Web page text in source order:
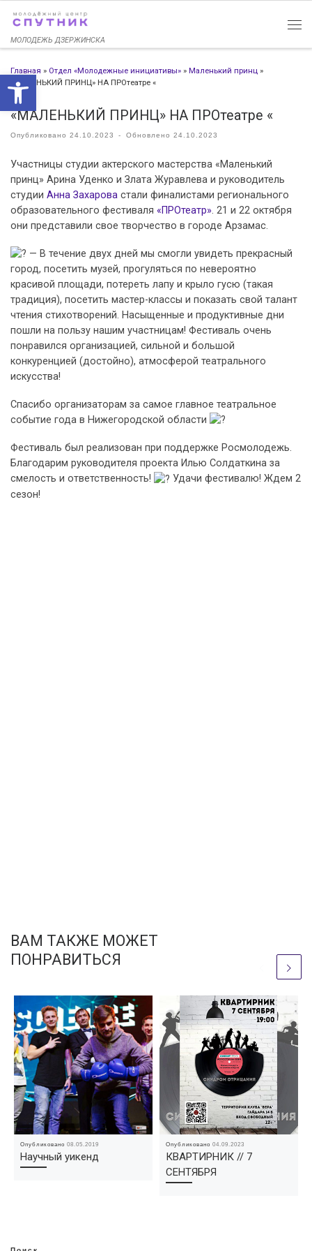
Открыть панель
Перейти к содержимому
МОЛОДЕЖЬ ДЗЕРЖИНСКА
Главная » Отдел «Молодежные инициативы» » Маленький принц »
«МАЛЕНЬКИЙ ПРИНЦ» НА ПРОтеатре «
«МАЛЕНЬКИЙ ПРИНЦ» НА ПРОтеатре «
Опубликовано 24.10.2023 - Обновлено 24.10.2023
Участницы студии актерского мастерства «Маленький
принц» Арина Уденко и Злата Журавлева и руководитель
студии Анна Захарова стали финалистами регионального
образовательного фестиваля «ПРОтеатр». 21 и 22 октября
они представили свое творчество в городе Арзамас.
— В течение двух дней мы смогли увидеть прекрасный
город, посетить музей, прогуляться по невероятно
красивой площади, потереть лапу и крыло гусю (такая
традиция), посетить мастер-классы и показать свой талант
чтения стихотворений. Насыщенные и продуктивные дни
пошли на пользу нашим участницам! Фестиваль очень
понравился организацией, сильной и большой
конкуренцией (достойно), атмосферой театрального
искусства!
Спасибо организаторам за самое главное театральное
событие года в Нижегородской области
Фестиваль был реализован при поддержке Росмолодежь.
Благодарим руководителя проекта Илью Солдаткина за
смелость и ответственность!
Удачи фестивалю! Ждем 2
сезон!
ВАМ ТАКЖЕ МОЖЕТ
ПОНРАВИТЬСЯ
Опубликовано08.05.2019
Научный уикенд
Опубликовано04.09.2023
КВАРТИРНИК // 7
СЕНТЯБРЯ